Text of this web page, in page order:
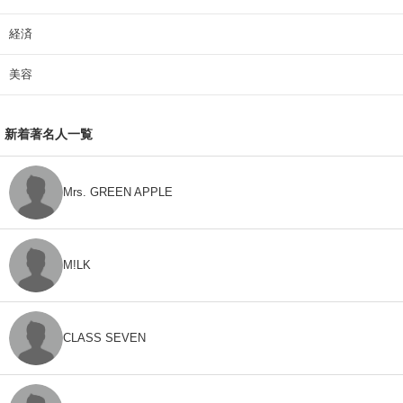
経済
美容
新着著名人一覧
Mrs. GREEN APPLE
M!LK
CLASS SEVEN